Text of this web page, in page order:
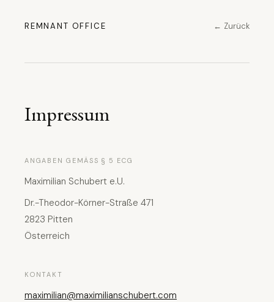
REMNANT OFFICE ← Zurück
Impressum
ANGABEN GEMÄSS § 5 ECG
Maximilian Schubert e.U.
Dr.-Theodor-Körner-Straße 471
2823 Pitten
Österreich
KONTAKT
maximilian@maximilianschubert.com